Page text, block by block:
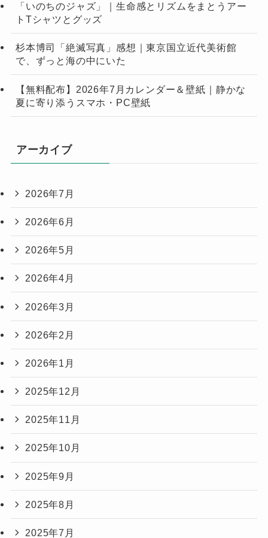
「いのちのジャズ」｜生命感とリズムをまとうアー
トTシャツとグッズ
杉本博司「絶滅写真」感想｜東京国立近代美術館
で、ずっと海の中にいた
【無料配布】2026年7月カレンダー＆壁紙｜静かな
夏に寄り添うスマホ・PC壁紙
アーカイブ
2026年7月
2026年6月
2026年5月
2026年4月
2026年3月
2026年2月
2026年1月
2025年12月
2025年11月
2025年10月
2025年9月
2025年8月
2025年7月